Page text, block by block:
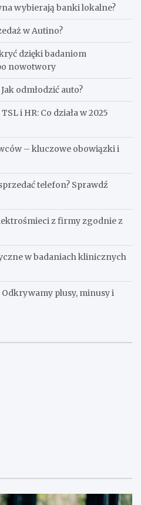
wybierają banki lokalne?
w Autino?
dzięki badaniom
nowotwory
odmłodzić auto?
i HR: Co działa w 2025
– kluczowe obowiązki i
telefon? Sprawdź
z firmy zgodnie z
w badaniach klinicznych
plusy, minusy i